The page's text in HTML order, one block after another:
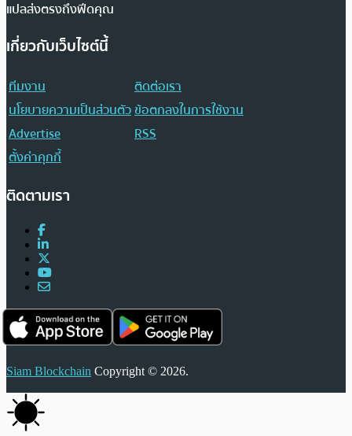
แปลส่งตรงถึงฟีดคุณ
เกี่ยวกับเว็บไซต์นี้
ทีมงาน
ติดต่อเรา
นโยบายความเป็นส่วนตัวข้อตกลงในการใช้งาน
Advertise
RSS
ตั้งค่าคุกกี้
ติดตามเรา
Siam Blockchain Copyright © 2026.